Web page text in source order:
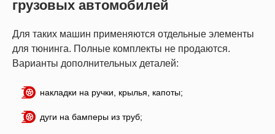
грузовых автомобилей
Для таких машин применяются отдельные элементы
для тюнинга. Полные комплекты не продаются.
Варианты дополнительных деталей:
накладки на ручки, крылья, капоты;
дуги на бамперы из труб;